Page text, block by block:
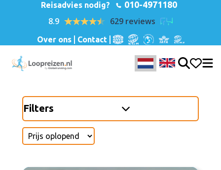
Reisadvies nodig? 010-4971180
8.9 629 reviews
Over ons Contact
Filters